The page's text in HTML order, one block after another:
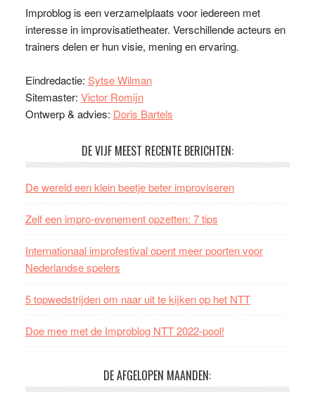
Improblog is een verzamelplaats voor iedereen met
interesse in improvisatietheater. Verschillende acteurs en
trainers delen er hun visie, mening en ervaring.
Eindredactie: Sytse Wilman
Sitemaster: Victor Romijn
Ontwerp & advies: Doris Bartels
DE VIJF MEEST RECENTE BERICHTEN:
De wereld een klein beetje beter improviseren
Zelf een impro-evenement opzetten: 7 tips
Internationaal improfestival opent meer poorten voor
Nederlandse spelers
5 topwedstrijden om naar uit te kijken op het NTT
Doe mee met de Improblog NTT 2022-pool!
DE AFGELOPEN MAANDEN: